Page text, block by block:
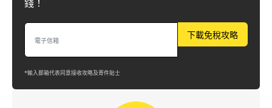
錢！
下載免稅攻略
*輸入郵箱代表同意接收攻略及寄件貼士